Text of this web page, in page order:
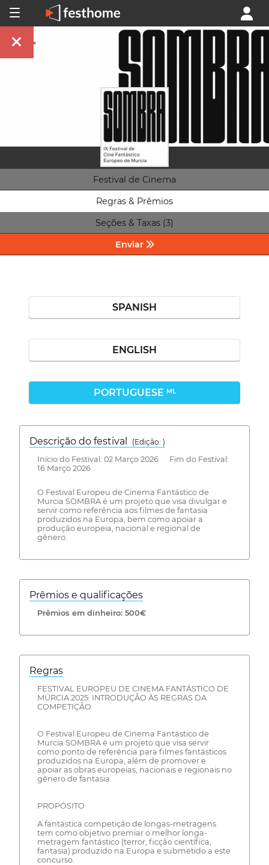
Festival de Cinema
Regras & Prêmios
Seções & Taxas (3)
Enviar
SPANISH
ENGLISH
PORTUGUESE ML
Descrição do festival
(Edição: )
Início do Festival: 02 Março 2026 Fim do Festival:
16 Março 2026
O Festival Europeu de Cinema Fantástico de
Murcia SOMBRA é um projeto que visa divulgar e
servir como referência aos filmes de fantasia
produzidos na Europa, bem como apoiar a
produção europeia, nacional e regional de
gênero.
Prêmios e qualificações
Prêmios em dinheiro: 500€
Regras
FESTIVAL EUROPEU DE CINEMA FANTÁSTICO DE
MÚRCIA 2025: INTRODUÇÃO ÀS REGRAS DA
COMPETIÇÃO
O Festival Europeu de Cinema Fantástico de
Murcia SOMBRA é um projeto que visa servir
como ponto de referência para filmes fantásticos
produzidos na Europa, além de promover e
apoiar as obras europeias, nacionais e regionais no
gênero de fantasia.
PROPÓSITO
A fantástica competição de longas-metragens
tem como objetivo premiar o melhor longa-
metragem fantástico (terror, ficção científica,
fantasia) produzido na Europa e submetido a este
concurso.